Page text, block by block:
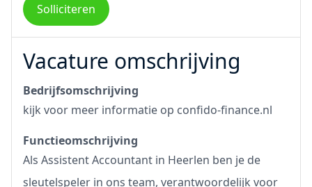
Solliciteren
Vacature omschrijving
Bedrijfsomschrijving
kijk voor meer informatie op confido-finance.nl
Functieomschrijving
Als Assistent Accountant in Heerlen ben je de
sleutelspeler in ons team, verantwoordelijk voor